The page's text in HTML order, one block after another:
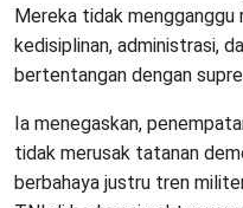
Mereka tidak mengganggu
kedisiplinan, administrasi,
bertentangan dengan
Ia menegaskan,
tidak merusak tatanan
berbahaya justru tren